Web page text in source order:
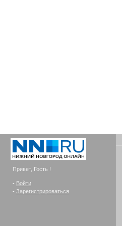
Привет, Гость !
- Войти
- Зарегистрироваться